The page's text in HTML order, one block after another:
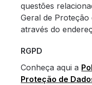
questões
Geral de
através do
RGPD
Conheça aqui a
Proteção de